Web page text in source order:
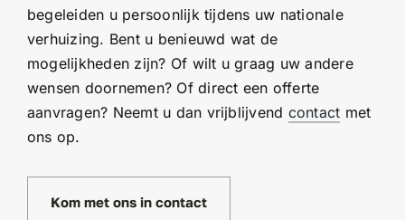
begeleiden u persoonlijk tijdens uw nationale
verhuizing. Bent u benieuwd wat de
mogelijkheden zijn? Of wilt u graag uw andere
wensen doornemen? Of direct een offerte
aanvragen? Neemt u dan vrijblijvend contact met
ons op.
Kom met ons in contact